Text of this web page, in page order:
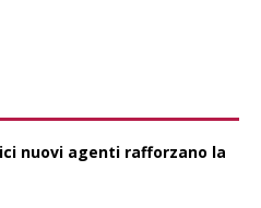
nuovi agenti rafforzano la